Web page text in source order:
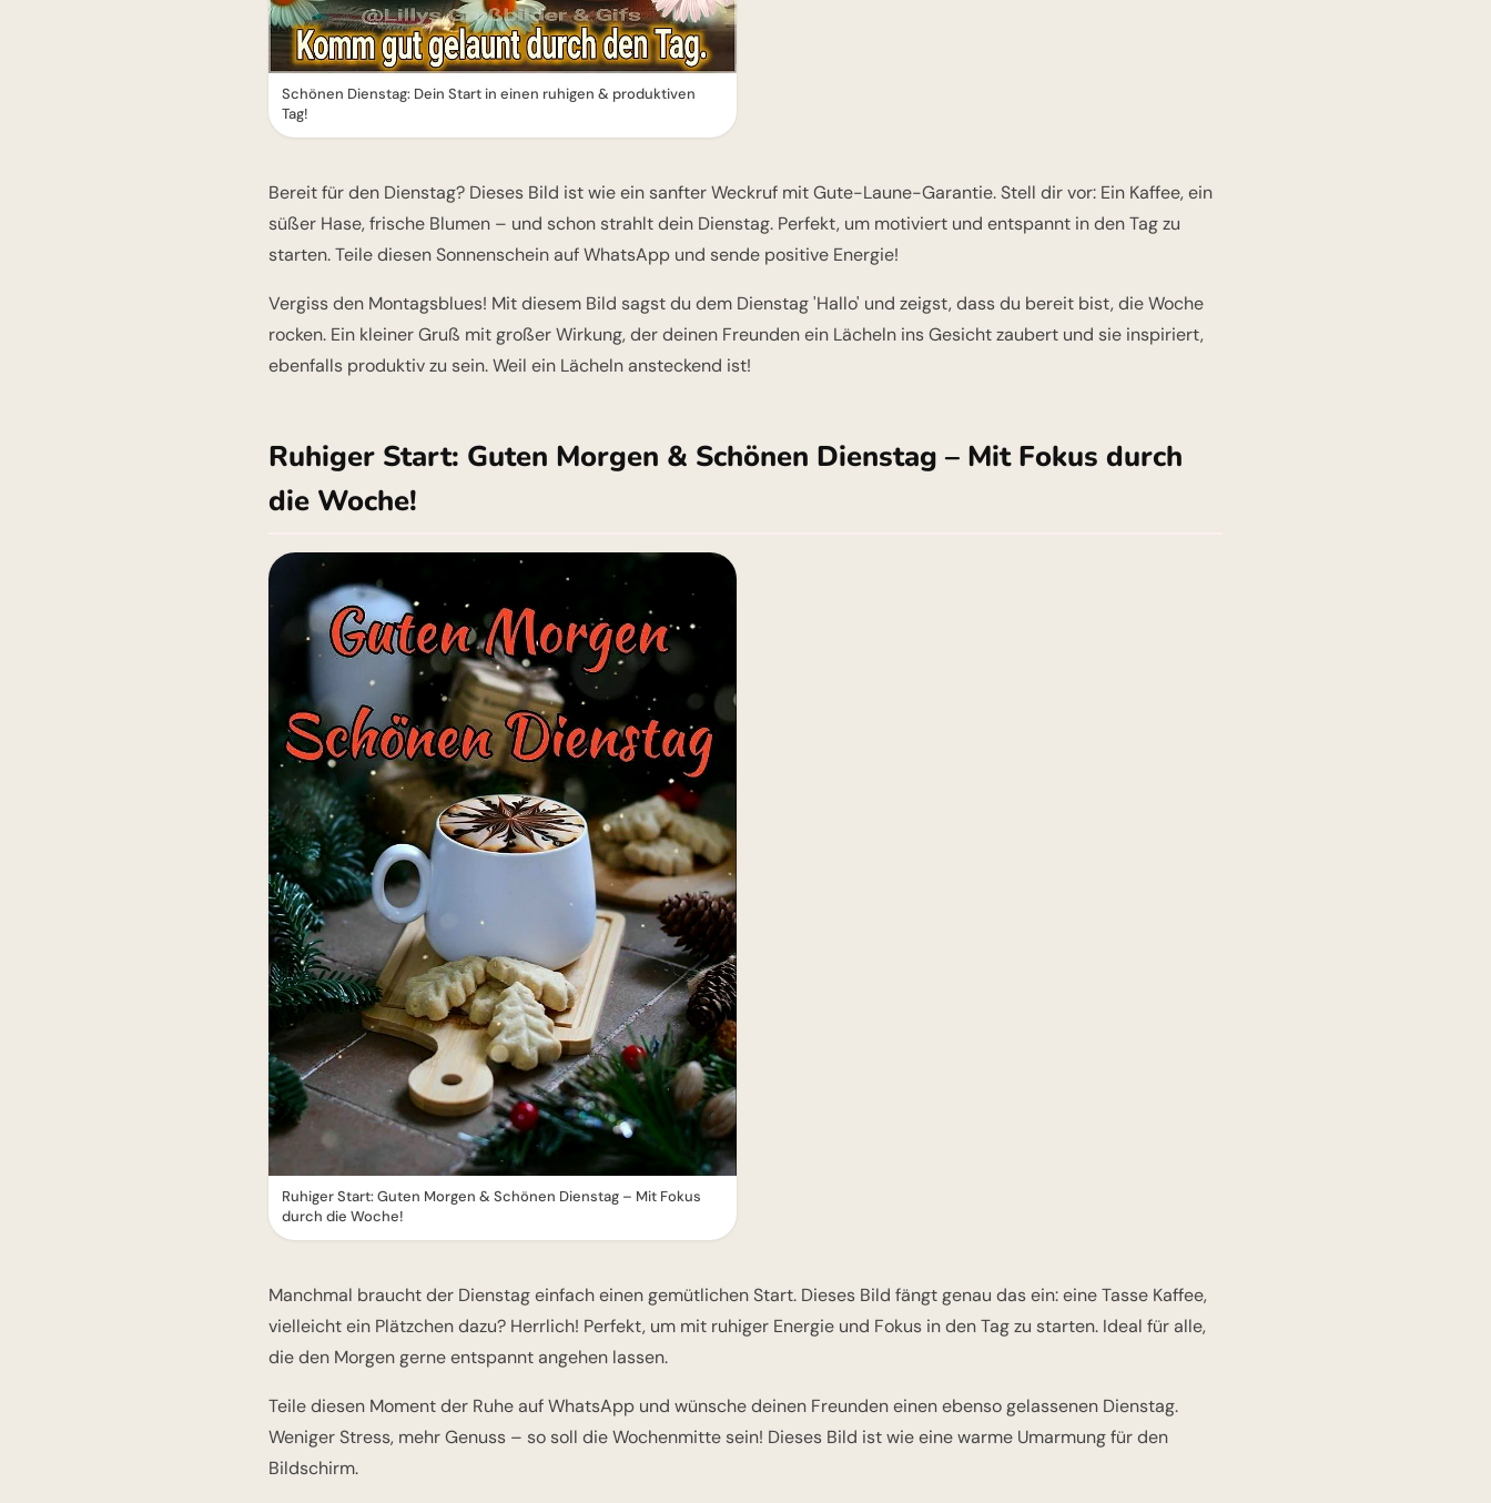
Schönen Dienstag: Dein Start in einen ruhigen & produktiven
Tag!
Bereit für den Dienstag? Dieses Bild ist wie ein sanfter Weckruf mit Gute-Laune-Garantie. Stell dir vor: Ein Kaffee, ein
süßer Hase, frische Blumen – und schon strahlt dein Dienstag. Perfekt, um motiviert und entspannt in den Tag zu
starten. Teile diesen Sonnenschein auf WhatsApp und sende positive Energie!
Vergiss den Montagsblues! Mit diesem Bild sagst du dem Dienstag 'Hallo' und zeigst, dass du bereit bist, die Woche
rocken. Ein kleiner Gruß mit großer Wirkung, der deinen Freunden ein Lächeln ins Gesicht zaubert und sie inspiriert,
ebenfalls produktiv zu sein. Weil ein Lächeln ansteckend ist!
Ruhiger Start: Guten Morgen & Schönen Dienstag – Mit Fokus durch
die Woche!
Ruhiger Start: Guten Morgen & Schönen Dienstag – Mit Fokus
durch die Woche!
Manchmal braucht der Dienstag einfach einen gemütlichen Start. Dieses Bild fängt genau das ein: eine Tasse Kaffee,
vielleicht ein Plätzchen dazu? Herrlich! Perfekt, um mit ruhiger Energie und Fokus in den Tag zu starten. Ideal für alle,
die den Morgen gerne entspannt angehen lassen.
Teile diesen Moment der Ruhe auf WhatsApp und wünsche deinen Freunden einen ebenso gelassenen Dienstag.
Weniger Stress, mehr Genuss – so soll die Wochenmitte sein! Dieses Bild ist wie eine warme Umarmung für den
Bildschirm.